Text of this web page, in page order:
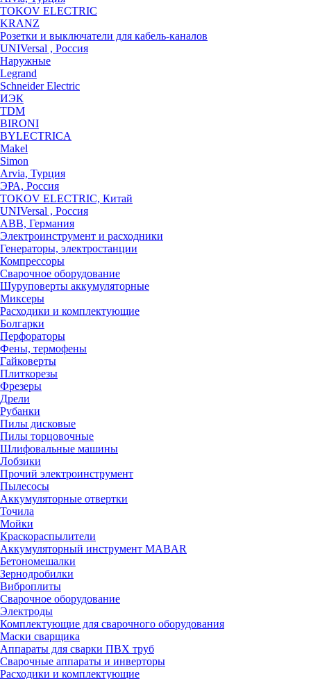
TOKOV ELECTRIC
KRANZ
Розетки и выключатели для кабель-каналов
UNIVersal , Россия
Наружные
Legrand
Schneider Electric
ИЭК
TDM
BIRONI
BYLECTRICA
Makel
Simon
Arvia, Турция
ЭРА, Россия
TOKOV ELECTRIC, Китай
UNIVersal , Россия
ABB, Германия
Электроинструмент и расходники
Генераторы, электростанции
Компрессоры
Сварочное оборудование
Шуруповерты аккумуляторные
Миксеры
Расходики и комплектующие
Болгарки
Перфораторы
Фены, термофены
Гайковерты
Плиткорезы
Фрезеры
Дрели
Рубанки
Пилы дисковые
Пилы торцовочные
Шлифовальные машины
Лобзики
Прочий электроинструмент
Пылесосы
Аккумуляторные отвертки
Точила
Мойки
Краскораспылители
Аккумуляторный инструмент MABAR
Бетономешалки
Зернодробилки
Виброплиты
Сварочное оборудование
Электроды
Комплектующие для сварочного оборудования
Маски сварщика
Аппараты для сварки ПВХ труб
Сварочные аппараты и инверторы
Расходики и комплектующие